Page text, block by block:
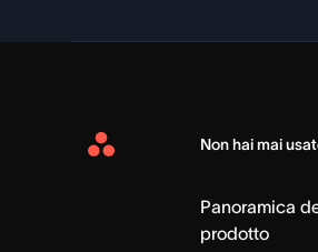
Asana
Non hai mai
Panoramica
prodotto